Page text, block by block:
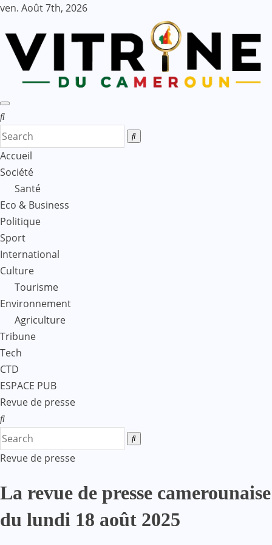
Skip
content
ven. Août 7th, 2026
Accueil
Société
Santé
Eco & Business
Politique
Sport
International
Culture
Tourisme
Environnement
Agriculture
Tribune
Tech
CTD
ESPACE PUB
Revue de presse
Revue de presse
La revue de presse camerounaise
du lundi 18 août 2025